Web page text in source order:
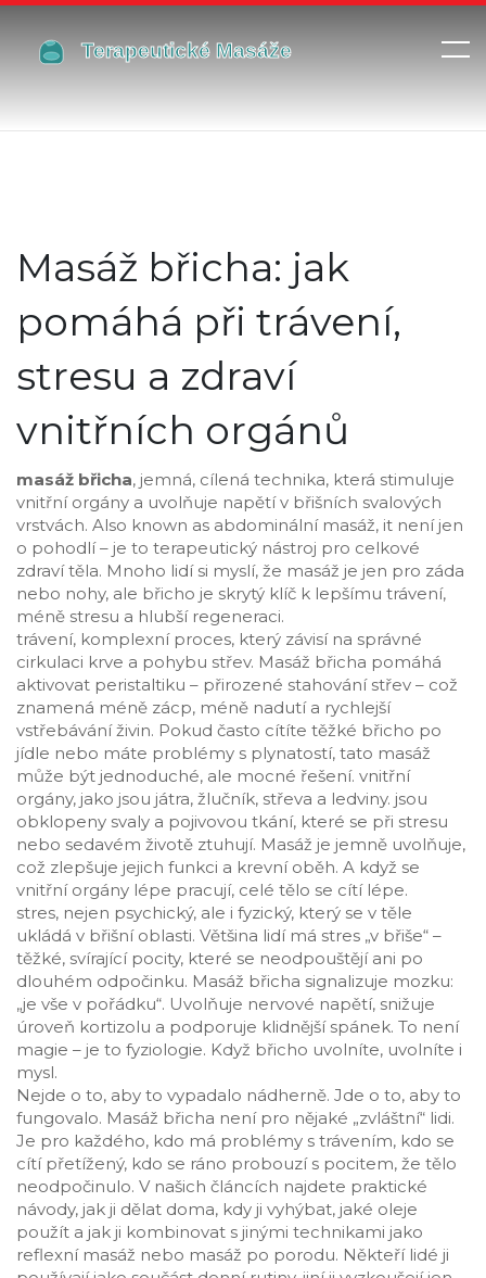
Masáž břicha: jak
pomáhá při trávení,
stresu a zdraví
vnitřních orgánů
masáž břicha, jemná, cílená technika, která stimuluje
vnitřní orgány a uvolňuje napětí v břišních svalových
vrstvách. Also known as abdominální masáž, it není jen
o pohodlí – je to terapeutický nástroj pro celkové
zdraví těla. Mnoho lidí si myslí, že masáž je jen pro záda
nebo nohy, ale břicho je skrytý klíč k lepšímu trávení,
méně stresu a hlubší regeneraci.
trávení, komplexní proces, který závisí na správné
cirkulaci krve a pohybu střev. Masáž břicha pomáhá
aktivovat peristaltiku – přirozené stahování střev – což
znamená méně zácp, méně nadutí a rychlejší
vstřebávání živin. Pokud často cítíte těžké břicho po
jídle nebo máte problémy s plynatostí, tato masáž
může být jednoduché, ale mocné řešení. vnitřní
orgány, jako jsou játra, žlučník, střeva a ledviny. jsou
obklopeny svaly a pojivovou tkání, které se při stresu
nebo sedavém životě ztuhují. Masáž je jemně uvolňuje,
což zlepšuje jejich funkci a krevní oběh. A když se
vnitřní orgány lépe pracují, celé tělo se cítí lépe.
stres, nejen psychický, ale i fyzický, který se v těle
ukládá v břišní oblasti. Většina lidí má stres „v břiše“ –
těžké, svírající pocity, které se neodpouštějí ani po
dlouhém odpočinku. Masáž břicha signalizuje mozku:
„je vše v pořádku“. Uvolňuje nervové napětí, snižuje
úroveň kortizolu a podporuje klidnější spánek. To není
magie – je to fyziologie. Když břicho uvolníte, uvolníte i
mysl.
Nejde o to, aby to vypadalo nádherně. Jde o to, aby to
fungovalo. Masáž břicha není pro nějaké „zvláštní“ lidi.
Je pro každého, kdo má problémy s trávením, kdo se
cítí přetížený, kdo se ráno probouzí s pocitem, že tělo
neodpočinulo. V našich článcích najdete praktické
návody, jak ji dělat doma, kdy ji vyhýbat, jaké oleje
použít a jak ji kombinovat s jinými technikami jako
reflexní masáž nebo masáž po porodu. Někteří lidé ji